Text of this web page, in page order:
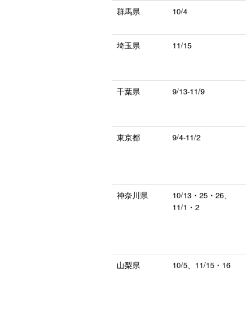
群馬県
10/4
埼玉県
11/15
千葉県
9/13-11/9
東京都
9/4-11/2
神奈川県
10/13・25・26、
11/1・2
山梨県
10/5、11/15・16